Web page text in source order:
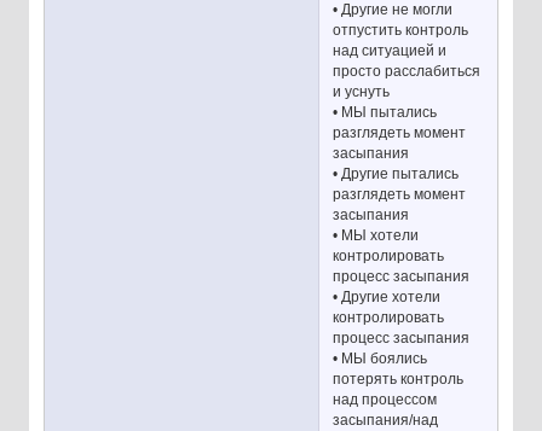
• Другие не могли
отпустить контроль
над ситуацией и
просто расслабиться
и уснуть
• МЫ пытались
разглядеть момент
засыпания
• Другие пытались
разглядеть момент
засыпания
• МЫ хотели
контролировать
процесс засыпания
• Другие хотели
контролировать
процесс засыпания
• МЫ боялись
потерять контроль
над процессом
засыпания/над